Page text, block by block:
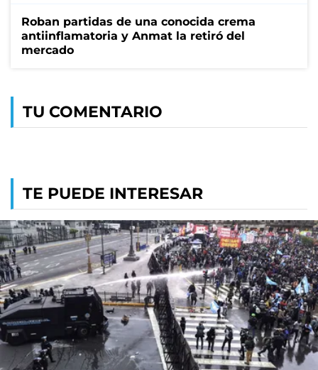
Roban partidas de una conocida crema
antiinflamatoria y Anmat la retiró del
mercado
TU COMENTARIO
TE PUEDE INTERESAR